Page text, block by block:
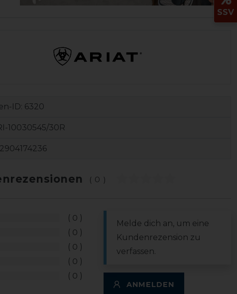
ID: 6320
10030545/30R
(0)
0
0
0
0
0
Melde dich an, um eine
Kundenrezension zu
verfassen.
ANMELDEN
SSV